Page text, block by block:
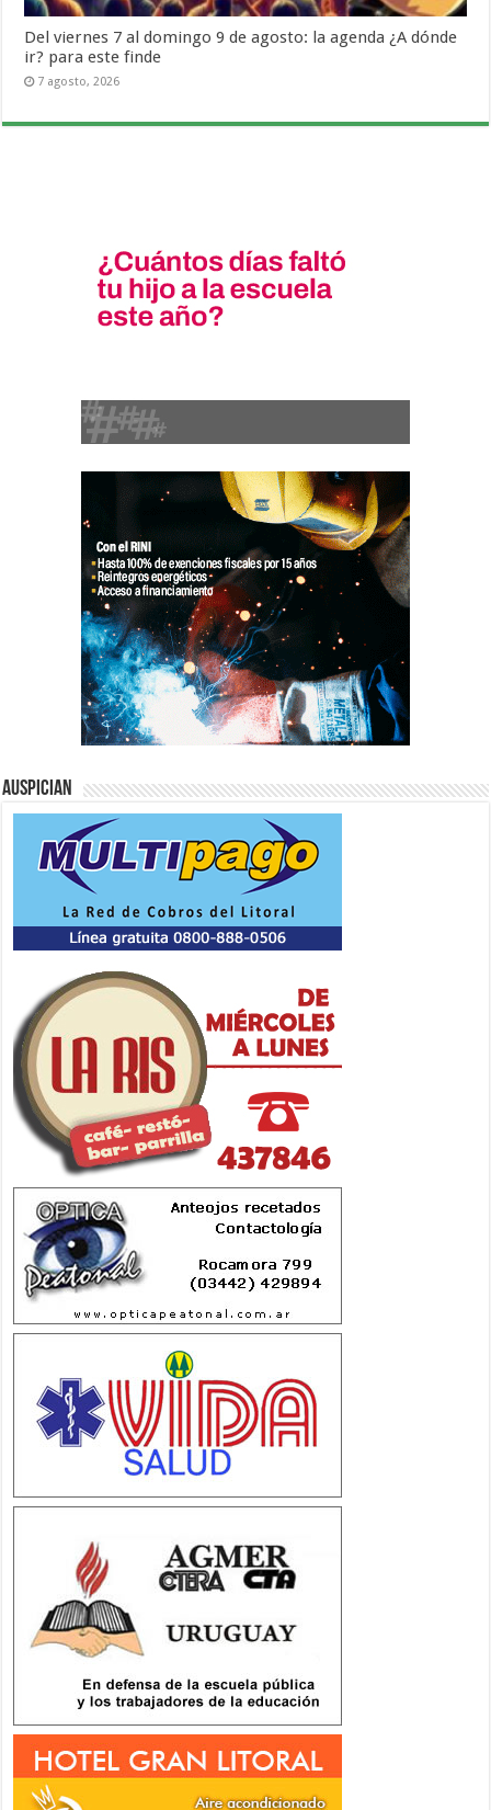
Del viernes 7 al domingo 9 de agosto: la agenda ¿A dónde
ir? para este finde
7 agosto, 2026
Auspician